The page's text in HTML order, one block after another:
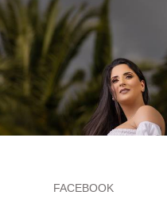
FACEBOOK